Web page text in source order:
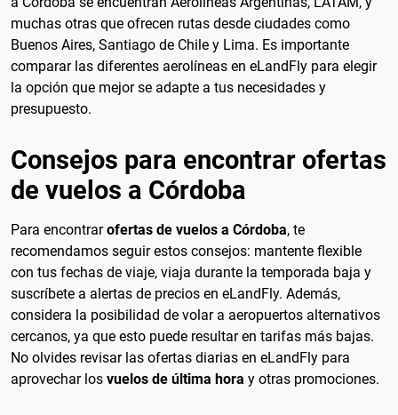
muchas otras que ofrecen rutas desde ciudades como
Buenos Aires, Santiago de Chile y Lima. Es importante
comparar las diferentes aerolíneas en eLandFly para elegir
la opción que mejor se adapte a tus necesidades y
presupuesto.
Consejos para encontrar ofertas
de vuelos a Córdoba
Para encontrarofertas de vuelos a Córdoba, te
recomendamos seguir estos consejos: mantente flexible
con tus fechas de viaje, viaja durante la temporada baja y
suscríbete a alertas de precios en eLandFly. Además,
considera la posibilidad de volar a aeropuertos alternativos
cercanos, ya que esto puede resultar en tarifas más bajas.
No olvides revisar las ofertas diarias en eLandFly para
aprovechar los vuelos de última hora y otras promociones.